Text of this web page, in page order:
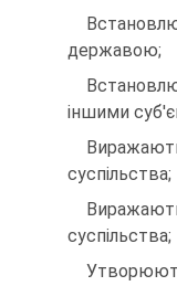
державою;
іншими
суспільства;
суспільства;